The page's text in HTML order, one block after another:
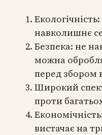
навколишнє
Безпека: не
можна
перед збором
Широкий
проти
вистачає на